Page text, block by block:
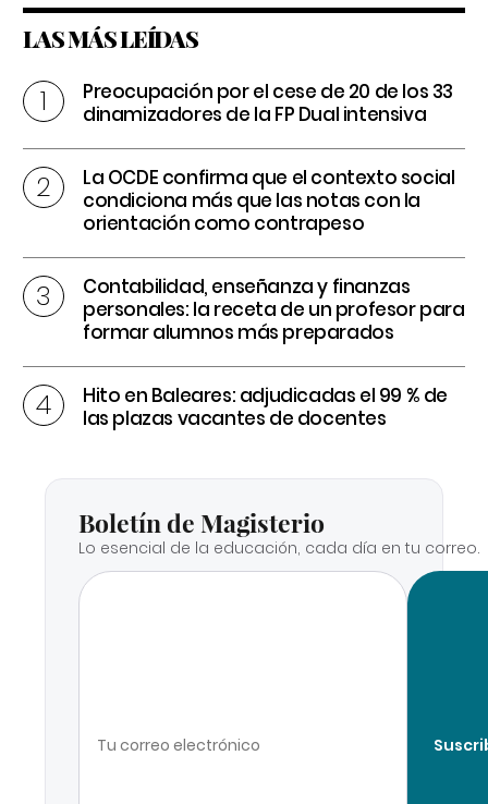
LAS MÁS LEÍDAS
Preocupación por el cese de 20 de los 33
dinamizadores de la FP Dual intensiva
La OCDE confirma que el contexto social
condiciona más que las notas con la
orientación como contrapeso
Contabilidad, enseñanza y finanzas
personales: la receta de un profesor para
formar alumnos más preparados
Hito en Baleares: adjudicadas el 99 % de
las plazas vacantes de docentes
Boletín de Magisterio
Lo esencial de la educación, cada día en tu correo.